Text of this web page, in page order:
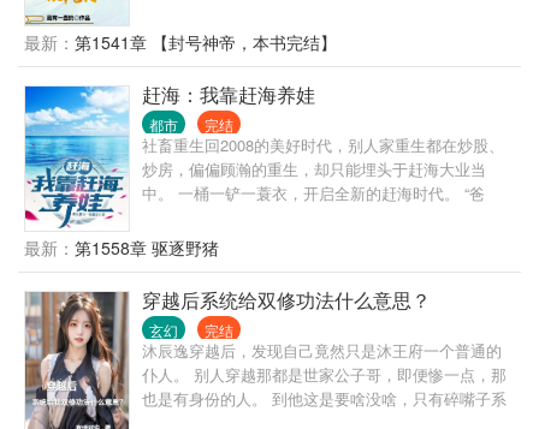
最新： 第1541章 【封号神帝，本书完结】
赶海：我靠赶海养娃
都市 完结
社畜重生回2008的美好时代，别人家重生都在炒股、
炒房，偏偏顾瀚的重生，却只能埋头于赶海大业当
中。 一桶一铲一蓑衣，开启全新的赶海时代。 “爸
最新： 第1558章 驱逐野猪
穿越后系统给双修功法什么意思？
玄幻 完结
沐辰逸穿越后，发现自己竟然只是沐王府一个普通的
仆人。 别人穿越那都是世家公子哥，即便惨一点，那
也是有身份的人。 到他这是要啥没啥，只有碎嘴子系